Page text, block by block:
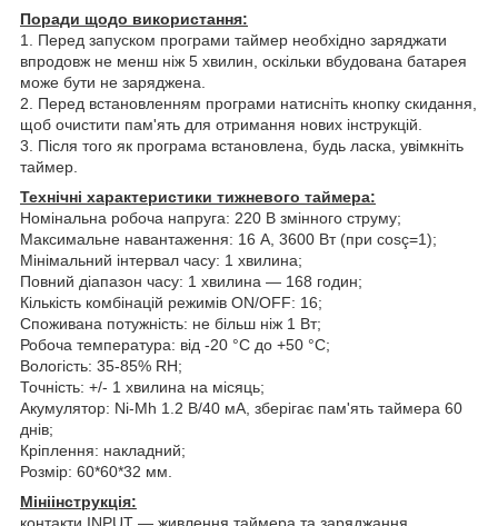
Поради щодо використання:
1. Перед запуском програми таймер необхідно заряджати
впродовж не менш ніж 5 хвилин, оскільки вбудована батарея
може бути не заряджена.
2. Перед встановленням програми натисніть кнопку скидання,
щоб очистити пам'ять для отримання нових інструкцій.
3. Після того як програма встановлена, будь ласка, увімкніть
таймер.
Технічні характеристики тижневого таймера:
Номінальна робоча напруга: 220 В змінного струму;
Максимальне навантаження: 16 А, 3600 Вт (при cosç=1);
Мінімальний інтервал часу: 1 хвилина;
Повний діапазон часу: 1 хвилина — 168 годин;
Кількість комбінацій режимів ON/OFF: 16;
Споживана потужність: не більш ніж 1 Вт;
Робоча температура: від -20 °C до +50 °C;
Вологість: 35-85% RH;
Точність: +/- 1 хвилина на місяць;
Акумулятор: Ni-Mh 1.2 В/40 мА, зберігає пам'ять таймера 60
днів;
Кріплення: накладний;
Розмір: 60*60*32 мм.
Мініінструкція: